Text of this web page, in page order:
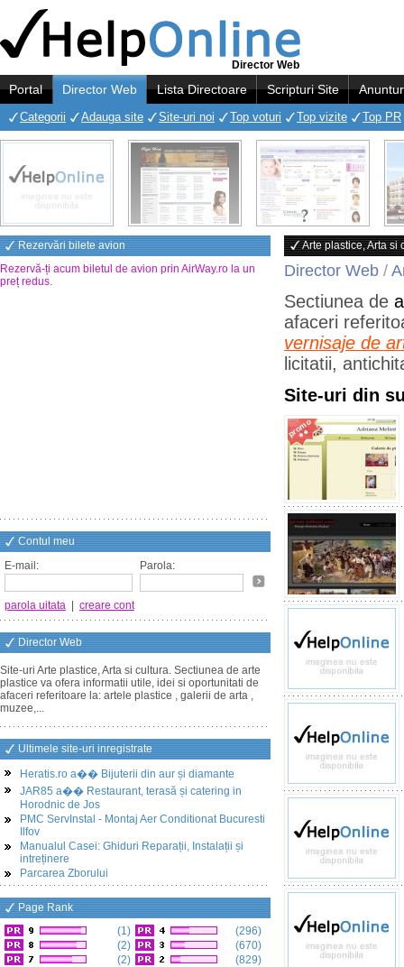
Director Web
Portal Director Web Lista Directoare Scripturi Site
Categorii Adauga site Site-uri noi Top voturi Top vizite Top PR
Rezervări bilete avion
Rezervă-ți acum biletul de avion prin AirWay.ro la un
preț redus.
Contul meu
E-mail:
Parola:
parola uitata creare cont
Director Web
Site-uri Arte plastice, Arta si cultura. Sectiunea de arte
plastice va ofera informatii utile, idei si oportunitati de
afaceri referitoare la: artele plastice , galerii de arta ,
muzee,...
Ultimele site-uri inregistrate
Heratis.ro a�� Bijuterii din aur și diamante
JAR85 a�� Restaurant, terasă și catering in
Horodnic de Jos
PMC ServInstal - Montaj Aer Conditionat Bucuresti
Ilfov
Manualul Casei: Ghiduri Reparații, Instalații și
intreținere
Parcarea Zborului
Page Rank
(1)
(2)
(2)
(296)
(670)
(829)
Arte plastice, Arta si
Director Web /
Sectiunea de
afaceri
vernisaje de
licitatii,
Site-uri din